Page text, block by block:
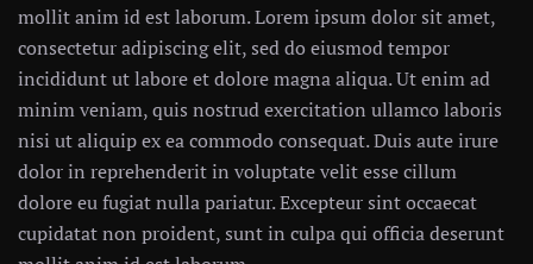
mollit anim id est laborum. Lorem ipsum dolor sit amet,
consectetur adipiscing elit, sed do eiusmod tempor
incididunt ut labore et dolore magna aliqua. Ut enim ad
minim veniam, quis nostrud exercitation ullamco laboris
nisi ut aliquip ex ea commodo consequat. Duis aute irure
dolor in reprehenderit in voluptate velit esse cillum
dolore eu fugiat nulla pariatur. Excepteur sint occaecat
cupidatat non proident, sunt in culpa qui officia deserunt